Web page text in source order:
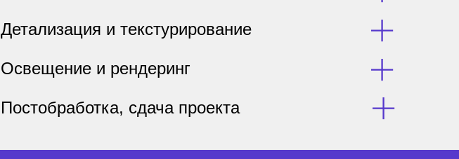
Детализация и текстурирование
Освещение и рендеринг
Постобработка, сдача проекта